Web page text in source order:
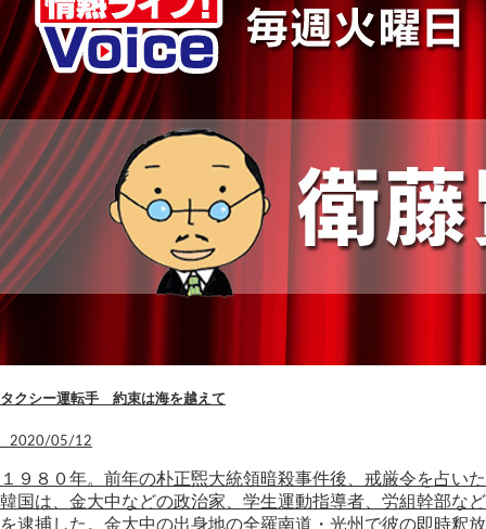
タクシー運転手 約束は海を越えて
2020/05/12
１９８０年。前年の朴正煕大統領暗殺事件後、戒厳令を占いた
韓国は、金大中などの政治家、学生運動指導者、労組幹部など
を逮捕した。金大中の出身地の全羅南道・光州で彼の即時釈放